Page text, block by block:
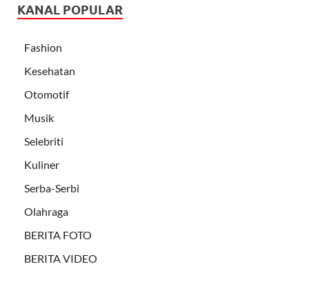
KANAL POPULAR
Fashion
Kesehatan
Otomotif
Musik
Selebriti
Kuliner
Serba-Serbi
Olahraga
BERITA FOTO
BERITA VIDEO